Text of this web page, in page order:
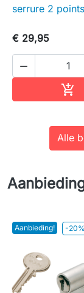
serrure 2
€ 29,95


Alle
Aanbieding! -20%